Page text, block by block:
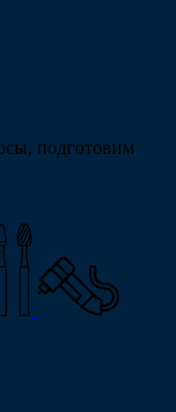
подготовим